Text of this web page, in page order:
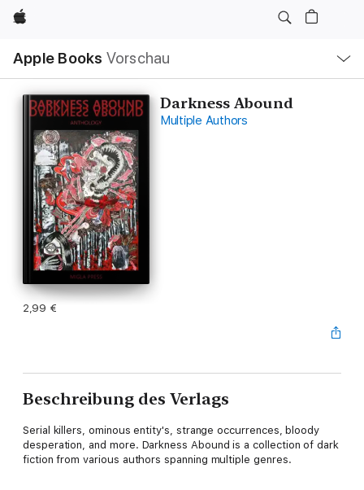
Apple
Apple Books Vorschau
Navigation
Menü
öffnen
Darkness Abound
Multiple Authors
2,99 €
Beschreibung des Verlags
Serial killers, ominous entity's, strange occurrences, bloody
desperation, and more. Darkness Abound is a collection of dark
fiction from various authors spanning multiple genres.